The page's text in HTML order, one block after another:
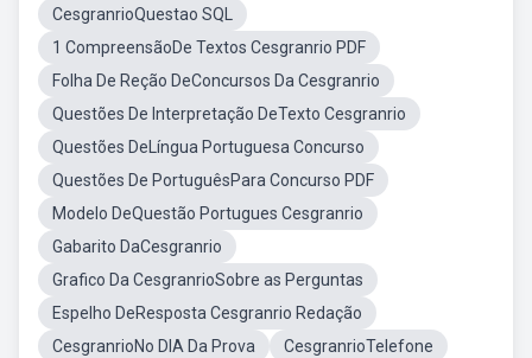
CesgranrioQuestao SQL
1 CompreensãoDe Textos Cesgranrio PDF
Folha De Reção DeConcursos Da Cesgranrio
Questões De Interpretação DeTexto Cesgranrio
Questões DeLíngua Portuguesa Concurso
Questões De PortuguêsPara Concurso PDF
Modelo DeQuestão Portugues Cesgranrio
Gabarito DaCesgranrio
Grafico Da CesgranrioSobre as Perguntas
Espelho DeResposta Cesgranrio Redação
CesgranrioNo DIA Da Prova
CesgranrioTelefone